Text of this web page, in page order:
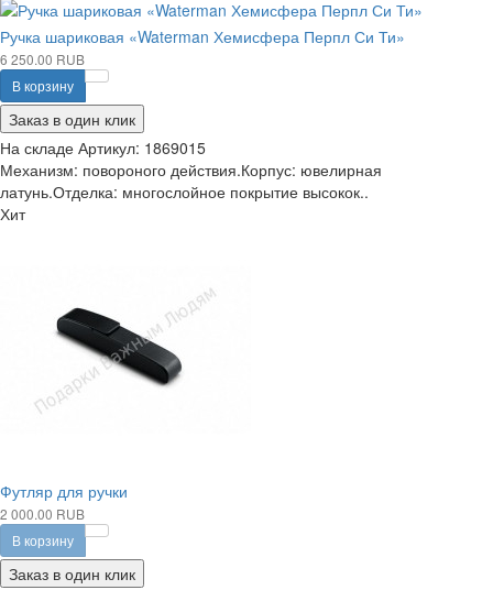
Ручка шариковая «Waterman Хемисфера Перпл Си Ти»
6 250.00 RUB
В корзину
Заказ в один клик
На складе Артикул: 1869015
Механизм: повороного действия.Корпус: ювелирная
латунь.Отделка: многослойное покрытие высокок..
Хит
Футляр для ручки
2 000.00 RUB
В корзину
Заказ в один клик